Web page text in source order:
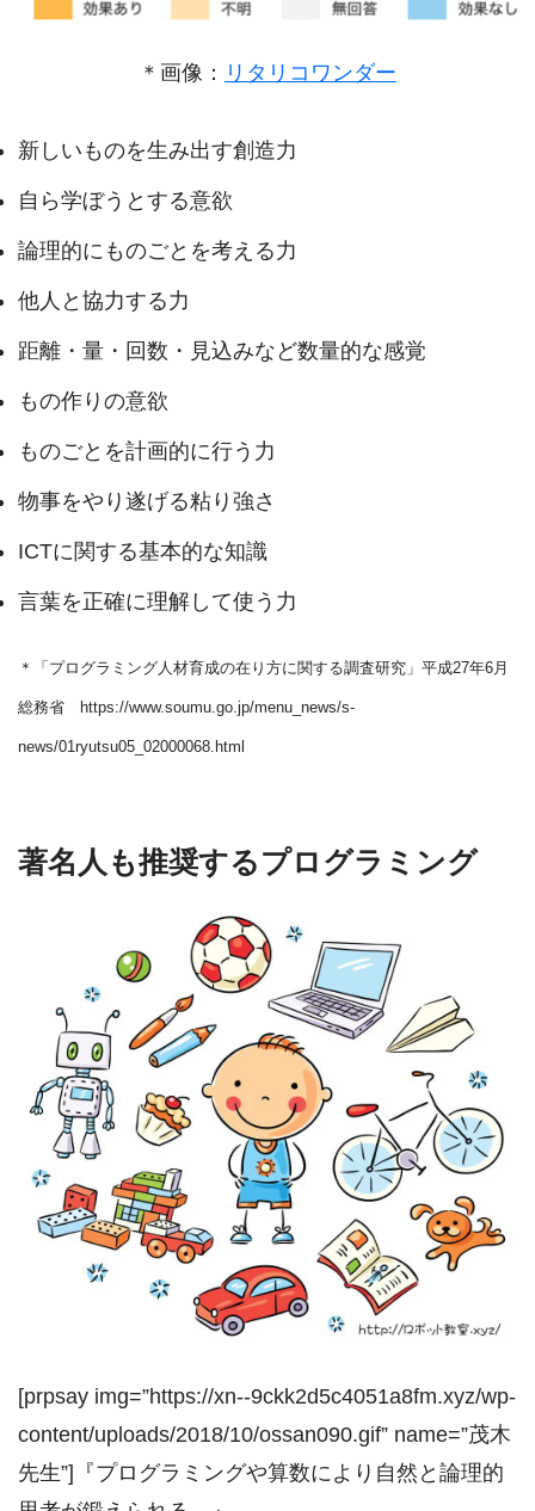
＊画像： リタリコワンダー
新しいものを生み出す創造力
自ら学ぼうとする意欲
論理的にものごとを考える力
他人と協力する力
距離・量・回数・見込みなど数量的な感覚
もの作りの意欲
ものごとを計画的に行う力
物事をやり遂げる粘り強さ
ICTに関する基本的な知識
言葉を正確に理解して使う力
＊「プログラミング人材育成の在り方に関する調査研究」平成27年6月
総務省 https://www.soumu.go.jp/menu_news/s-
news/01ryutsu05_02000068.html
著名人も推奨するプログラミング
[prpsay img=”https://xn--9ckk2d5c4051a8fm.xyz/wp-
content/uploads/2018/10/ossan090.gif” name=”茂木
先生”]『プログラミングや算数により自然と論理的